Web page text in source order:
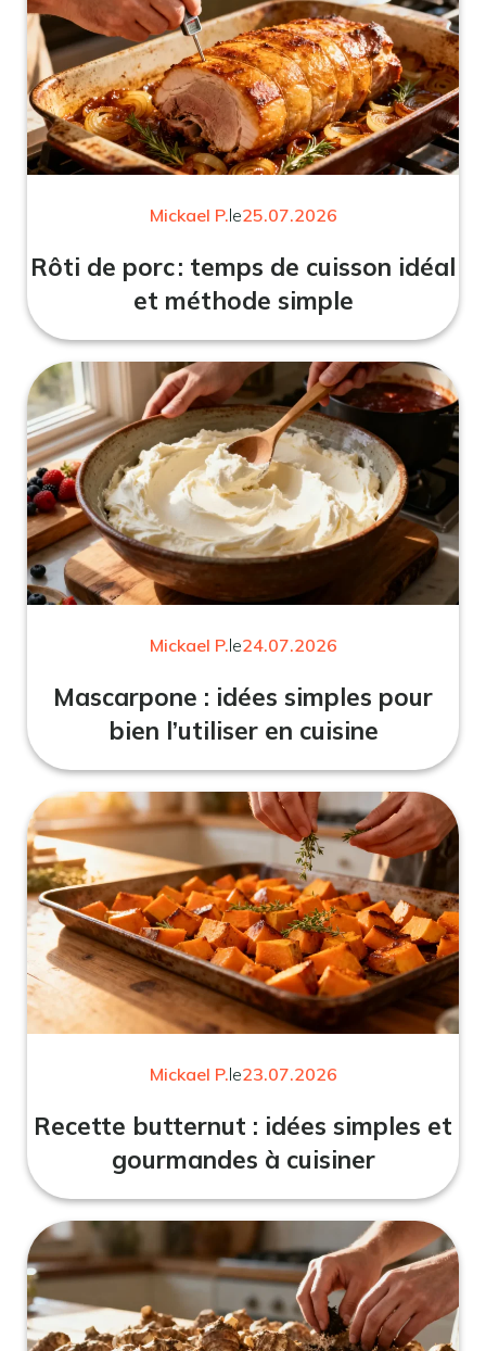
Mickael P.le25.07.2026
Rôti de porc : temps de cuisson idéal
et méthode simple
Mickael P.le24.07.2026
Mascarpone : idées simples pour
bien l’utiliser en cuisine
Mickael P.le23.07.2026
Recette butternut : idées simples et
gourmandes à cuisiner